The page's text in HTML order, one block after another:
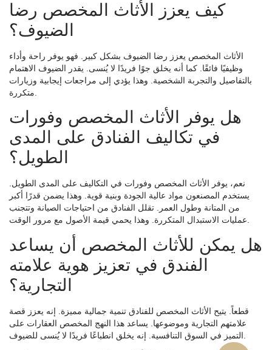
كيف يعزز الأثاث المخصص رضا
الضيوف؟
الأثاث المخصص يعزز رضا الضيوف بشكل كبير. فهو يوفر راحة وأداء
وظيفيًا فائقًا. كما أنه يخلق جوًا فريدًا لا يُنسى. يقدر الضيوف الاهتمام
بالتفاصيل والتجربة الشخصية. وهذا يؤدي إلى مراجعات إيجابية وزيارات
هل يوفر الأثاث المخصص وفورات
في تكاليف الفنادق على المدى
الطويل؟
نعم، يوفر الأثاث المخصص وفورات في التكاليف على المدى الطويل.
يستخدم المصنعون مواد عالية الجودة وبنية قوية. وهذا يضمن قدرًا أكبر
من المتانة وطول العمر. تقلل الفنادق من احتياجات الصيانة وتتجنب
عمليات الاستبدال المتكررة. وهذا يحمي قيمة الأصول مع مرور الوقت.
هل يمكن للأثاث المخصص أن يساعد
الفندق في تعزيز هوية علامته
التجارية؟
قطعاً. يتيح الأثاث المخصص للفنادق تنمية جمالية مميزة. إنه يعزز قصة
علامتهم التجارية وموضوعها. يساعد هذا النهج المخصص العقارات على